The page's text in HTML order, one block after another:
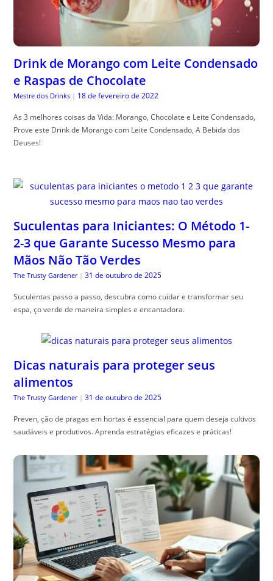
Drink de Morango com Leite Condensado
e Raspas de Chocolate
Mestre dos Drinks | 18 de fevereiro de 2022
As 3 melhores coisas da Vida: Morango, Chocolate e Leite Condensado,
Prove este Drink de Morango com Leite Condensado, A Bebida dos
Deuses!
Suculentas para Iniciantes: O Método 1-
2-3 que Garante Sucesso Mesmo para
Mãos Não Tão Verdes
The Trusty Gardener | 31 de outubro de 2025
Suculentas passo a passo, descubra como cuidar e transformar seu
espa, ço verde de maneira simples e encantadora.
Dicas naturais para proteger seus
alimentos
The Trusty Gardener | 31 de outubro de 2025
Preven, ção de pragas em hortas é essencial para quem deseja cultivos
saudáveis e produtivos. Aprenda estratégias eficazes e práticas!